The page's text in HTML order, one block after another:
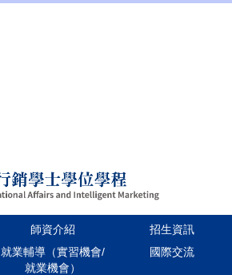
師資介紹
招生資訊
就業輔導（實習機會/
就業機會）
國際交流